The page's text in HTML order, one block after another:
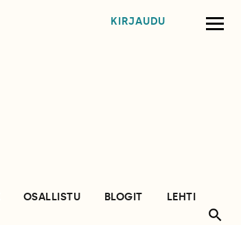
KIRJAUDU
OSALLISTU BLOGIT
LEHTI